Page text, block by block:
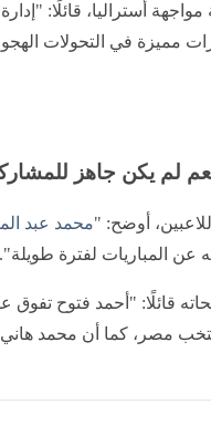
أستراليا، قائلًا:
مميزة في التحولات
لم يكن جاهز
أوضح: "محمد عبد
عن المباريات لفترة طويلة".
قائلًا: "أحمد فتوح
مصر، كما أن محمد هاني